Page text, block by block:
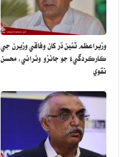
وزيراعظم ٽئين ڌر کان وفاقي وزيرن جي
ڪارڪردگيءَ جو جائزو وٺرائي: محسن
نقوي